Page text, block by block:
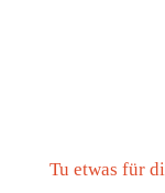
Tu etwas für